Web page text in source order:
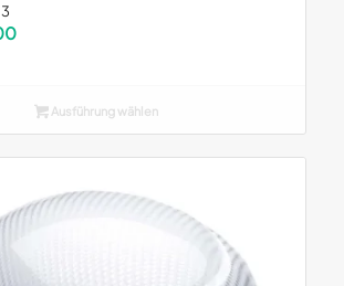
Ausführung wählen